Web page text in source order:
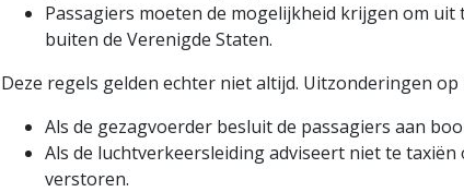
Passagiers moeten de mogelijkheid krijgen om
buiten de Verenigde Staten.
Deze regels gelden echter niet altijd. Uitzonderingen
Als de gezagvoerder besluit de passagiers aan
Als de luchtverkeersleiding adviseert niet te
verstoren.